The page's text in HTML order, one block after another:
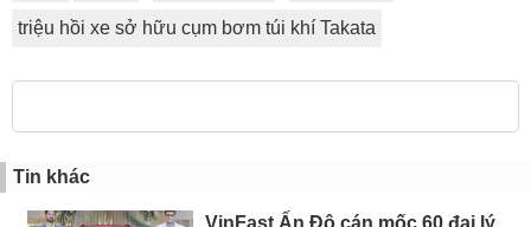
triệu hồi xe sở hữu cụm bơm túi khí Takata
Tin khác
VinFast Ấn Độ cán mốc 60 đại lý,